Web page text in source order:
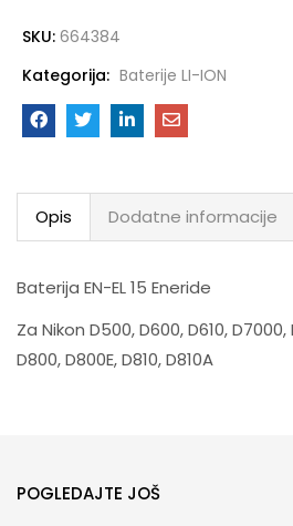
SKU: 664384
Kategorija: Baterije LI-ION
Opis Dodatne informacije
Baterija EN-EL 15 Eneride
Za Nikon D500, D600, D610,
D800, D800E, D810, D810A
POGLEDAJTE JOŠ